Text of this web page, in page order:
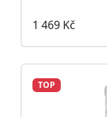
1 469 Kč
TOP